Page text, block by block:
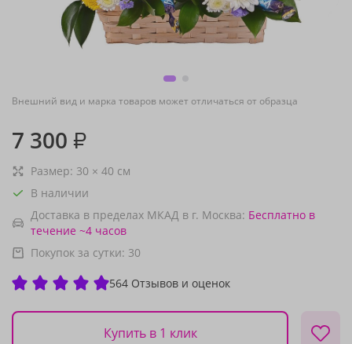
Внешний вид и марка товаров может отличаться от образца
7 300 ₽
Размер: 30 × 40 см
В наличии
Доставка в пределах МКАД в г. Москва: Бесплатно в
течение ~4 часов
Покупок за сутки: 30
564 Отзывов и оценок
Купить в 1 клик